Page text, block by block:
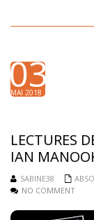
03
MAI 2018
LECTURES
IAN
SABINE38
NO COMMENT